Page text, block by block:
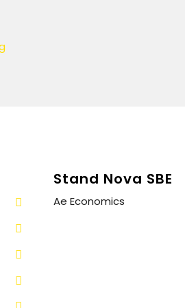
Stand Nova SBE
Ae Economics